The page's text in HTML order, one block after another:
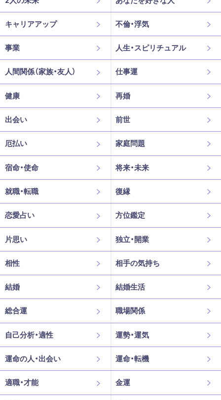
キャリアアップ 不倫・浮気
事業 人生・スピリチュアル
人間関係（家族・友人） 仕事運
健康 再婚
出会い 前世
厄払い 家庭問題
宿命・使命 将来・未来
就職・転職 復縁
恋愛占い 方位鑑定
片思い 独立・開業
相性 相手の気持ち
結婚 結婚生活
総合運 職場関係
自己分析・適性 運勢・運気
運命の人・出会い 運命・転機
適職・才能 金運